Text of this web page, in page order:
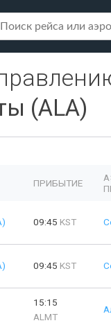
(ALA)
ПРИБЫТИЕ
09:45 KST
09:45 KST
15:15
ALMT